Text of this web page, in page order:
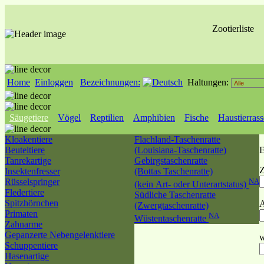
Zootierliste
Home Einloggen Bezeichnungen: Haltungen:
Säugetiere Vögel Reptilien Amphibien Fische
Kloakentiere
Beuteltiere
Tanrekartige
Insektenfresser
Rüsselspringer
Fledertiere
Spitzhörnchen
Primaten
Zahnarme
Gepanzerte Nebengelenktiere
Schuppentiere
Hasenartige
Flachland-Taschenratte
(Louisiana-Taschenratte)
Gebirgstaschenratte
(Bottas Taschenratte)
(kein Art- oder Unterartstatus) NA
Südliche Taschenratte
(Zwergtaschenratte)
Wüstentaschenratte NA